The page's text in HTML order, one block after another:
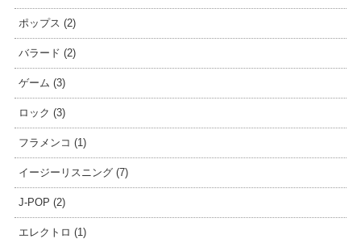
ポップス (2)
バラード (2)
ゲーム (3)
ロック (3)
フラメンコ (1)
イージーリスニング (7)
J-POP (2)
エレクトロ (1)